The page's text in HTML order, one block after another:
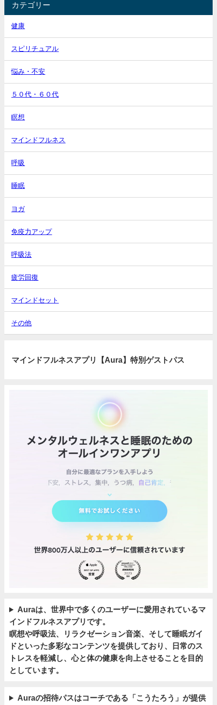
カテゴリー
健康
スピリチュアル
悩み・不安
５０代・６０代
瞑想
マインドフルネス
呼吸
睡眠
ヨガ
免疫力アップ
呼吸法
疲労回復
マインドセット
その他
マインドフルネスアプリ【Aura】特別ゲストパス
Auraは、世界中で多くのユーザーに愛用されているマ
インドフルネスアプリです。
瞑想や呼吸法、リラクゼーション音楽、そして睡眠ガイ
ドといった多彩なコンテンツを提供しており、日常のス
トレスを軽減し、心と体の健康を向上させることを目的
としています。
Auraの招待パスはコーチである「こうたろう」が提供